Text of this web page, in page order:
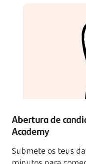
Abertura de
Academy
Submete os teus